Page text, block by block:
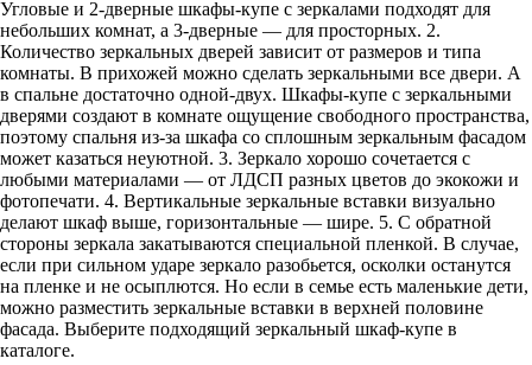
Угловые и 2-дверные шкафы-купе с зеркалами подходят для
небольших комнат, а 3-дверные — для просторных. 2.
Количество зеркальных дверей зависит от размеров и типа
комнаты. В прихожей можно сделать зеркальными все двери. А
в спальне достаточно одной-двух. Шкафы-купе с зеркальными
дверями создают в комнате ощущение свободного пространства,
поэтому спальня из-за шкафа со сплошным зеркальным фасадом
может казаться неуютной. 3. Зеркало хорошо сочетается с
любыми материалами — от ЛДСП разных цветов до экокожи и
фотопечати. 4. Вертикальные зеркальные вставки визуально
делают шкаф выше, горизонтальные — шире. 5. С обратной
стороны зеркала закатываются специальной пленкой. В случае,
если при сильном ударе зеркало разобьется, осколки останутся
на пленке и не осыплются. Но если в семье есть маленькие дети,
можно разместить зеркальные вставки в верхней половине
фасада. Выберите подходящий зеркальный шкаф-купе в
каталоге.